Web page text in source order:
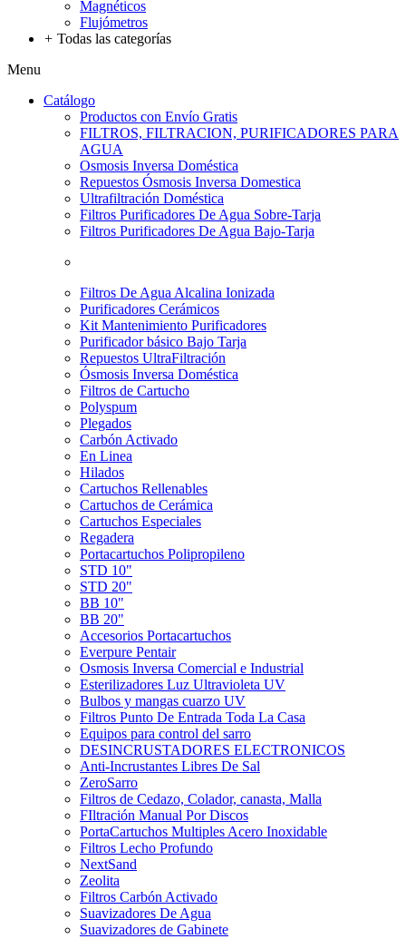
Magnéticos
Flujómetros
+ Todas las categorías
Menu
Catálogo
Productos con Envío Gratis
FILTROS, FILTRACION, PURIFICADORES PARA
AGUA
Osmosis Inversa Doméstica
Repuestos Ósmosis Inversa Domestica
Ultrafiltración Doméstica
Filtros Purificadores De Agua Sobre-Tarja
Filtros Purificadores De Agua Bajo-Tarja
Filtros De Agua Alcalina Ionizada
Purificadores Cerámicos
Kit Mantenimiento Purificadores
Purificador básico Bajo Tarja
Repuestos UltraFiltración
Ósmosis Inversa Doméstica
Filtros de Cartucho
Polyspum
Plegados
Carbón Activado
En Linea
Hilados
Cartuchos Rellenables
Cartuchos de Cerámica
Cartuchos Especiales
Regadera
Portacartuchos Polipropileno
STD 10"
STD 20"
BB 10"
BB 20"
Accesorios Portacartuchos
Everpure Pentair
Osmosis Inversa Comercial e Industrial
Esterilizadores Luz Ultravioleta UV
Bulbos y mangas cuarzo UV
Filtros Punto De Entrada Toda La Casa
Equipos para control del sarro
DESINCRUSTADORES ELECTRONICOS
Anti-Incrustantes Libres De Sal
ZeroSarro
Filtros de Cedazo, Colador, canasta, Malla
FIltración Manual Por Discos
PortaCartuchos Multiples Acero Inoxidable
Filtros Lecho Profundo
NextSand
Zeolita
Filtros Carbón Activado
Suavizadores De Agua
Suavizadores de Gabinete